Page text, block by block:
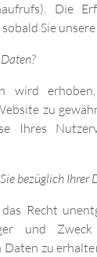
Die
Sie
wird
zu
Ihres
bezüglich Ihrer
Recht
und
zu